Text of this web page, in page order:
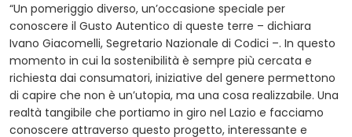
“Un pomeriggio diverso, un’occasione speciale per
conoscere il Gusto Autentico di queste terre – dichiara
Ivano Giacomelli, Segretario Nazionale di Codici –. In questo
momento in cui la sostenibilità è sempre più cercata e
richiesta dai consumatori, iniziative del genere permettono
di capire che non è un’utopia, ma una cosa realizzabile. Una
realtà tangibile che portiamo in giro nel Lazio e facciamo
conoscere attraverso questo progetto, interessante e